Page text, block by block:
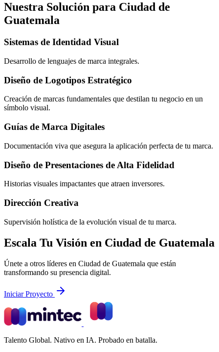
Nuestra Solución para Ciudad de
Guatemala
Sistemas de Identidad Visual
Desarrollo de lenguajes de marca integrales.
Diseño de Logotipos Estratégico
Creación de marcas fundamentales que destilan tu negocio en un
símbolo visual.
Guías de Marca Digitales
Documentación viva que asegura la aplicación perfecta de tu marca.
Diseño de Presentaciones de Alta Fidelidad
Historias visuales impactantes que atraen inversores.
Dirección Creativa
Supervisión holística de la evolución visual de tu marca.
Escala Tu Visión en Ciudad de Guatemala
Únete a otros líderes en Ciudad de Guatemala que están
transformando su presencia digital.
Iniciar Proyecto
Talento Global. Nativo en IA. Probado en batalla.